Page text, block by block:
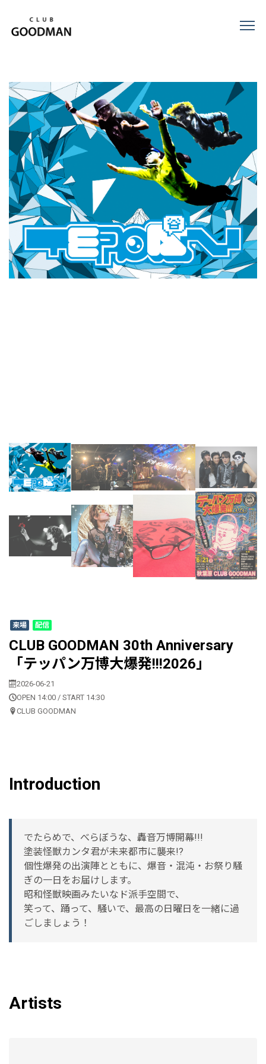
来場 配信
CLUB GOODMAN 30th Anniversary
「テッパン万博大爆発!!!2026」
2026-06-21
OPEN 14:00 / START 14:30
CLUB GOODMAN
Introduction
でたらめで、べらぼうな、轟音万博開幕!!!
塗装怪獣カンタ君が未来都市に襲来!?
個性爆発の出演陣とともに、爆音・混沌・お祭り騒
ぎの一日をお届けします。
昭和怪獣映画みたいなド派手空間で、
笑って、踊って、騒いで、最高の日曜日を一緒に過
ごしましょう！
Artists